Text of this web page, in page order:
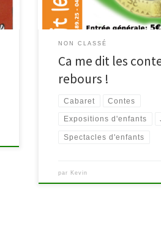
NON CLASSÉ
Ca me dit les
rebours !
Cabaret Contes
Expositions d'enfants
Spectacles d'enfants
par Kevin